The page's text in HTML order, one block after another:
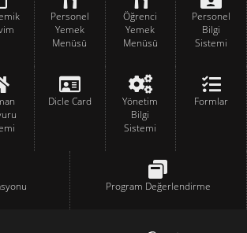
Personel
Yemek
Menüsü
Öğrenci
Yemek
Menüsü
Personel
Bilgi
Sistemi
Dicle Card
Yönetim
Bilgi
Sistemi
Formlar
Program Değerlendirme